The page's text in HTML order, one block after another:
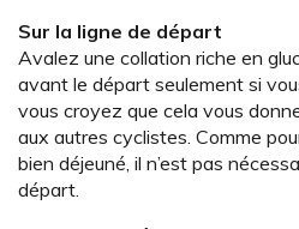
Sur la ligne de départ
Avalez une collation riche en
avant le départ seulement si
vous croyez que cela vous
aux autres cyclistes. Comme
bien déjeuné, il n’est pas
départ.